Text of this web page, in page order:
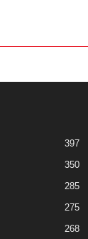
397
350
285
275
268